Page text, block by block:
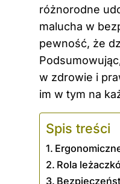
różnorodne
malucha w
pewność, że
w zdrowie i
im w tym na
Spis treści
Rola